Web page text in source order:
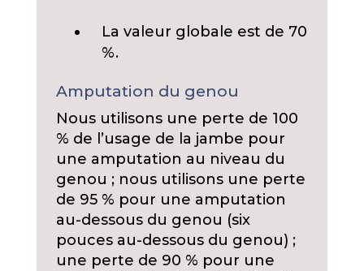
La valeur globale est de 70
%.
Amputation du genou
Nous utilisons une perte de 100
% de l’usage de la jambe pour
une amputation au niveau du
genou ; nous utilisons une perte
de 95 % pour une amputation
au-dessous du genou (six
pouces au-dessous du genou) ;
une perte de 90 % pour une